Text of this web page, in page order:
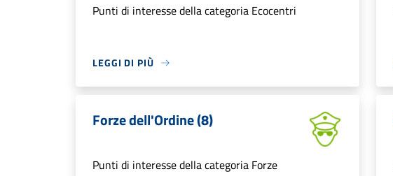
Punti di interesse della categoria Ecocentri
LEGGI DI PIÙ
Forze dell'Ordine (8)
Punti di interesse della categoria Forze